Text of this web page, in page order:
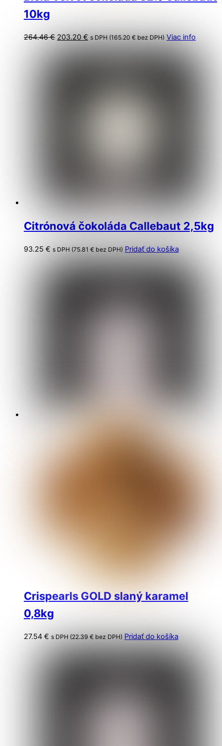
10kg
264.46€ Pôvodná
203.20 € Aktuálna
s DPH (165.20 € bez DPH) Viac info
Citrónová čokoláda Callebaut 2,5kg
93.25 € s DPH (75.81 € bez DPH) Pridať do košíka
Crispearls GOLD slaný karamel
0,8kg
27.54 € s DPH (22.39 € bez DPH) Pridať do košíka